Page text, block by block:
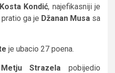
Kosta Kondić, najefikasniji je
ga je Džanan Musasa
je ubacio 27 poena.
Metju Strazela pobijedio